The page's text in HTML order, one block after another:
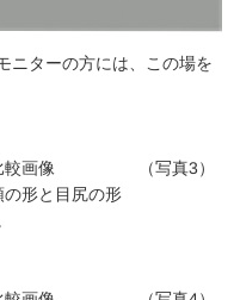
ニターの方には、この場を
較画像 （写真3）
形と目尻の形